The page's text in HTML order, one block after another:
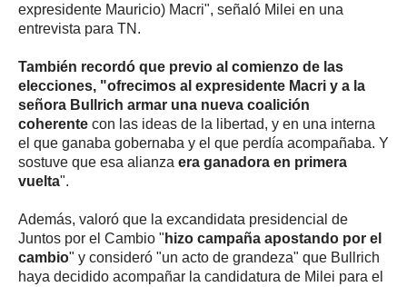
expresidente Mauricio) Macri", señaló Milei en una
entrevista para TN.
También recordó que previo al comienzo de las
elecciones, "ofrecimos al expresidente Macri y a la
señora Bullrich armar una nueva coalición
coherente con las ideas de la libertad, y en una interna
el que ganaba gobernaba y el que perdía acompañaba. Y
sostuve que esa alianza era ganadora en primera
vuelta".
Además, valoró que la excandidata presidencial de
Juntos por el Cambio " hizo campaña apostando por el
cambio" y consideró "un acto de grandeza" que Bullrich
haya decidido acompañar la candidatura de Milei para el